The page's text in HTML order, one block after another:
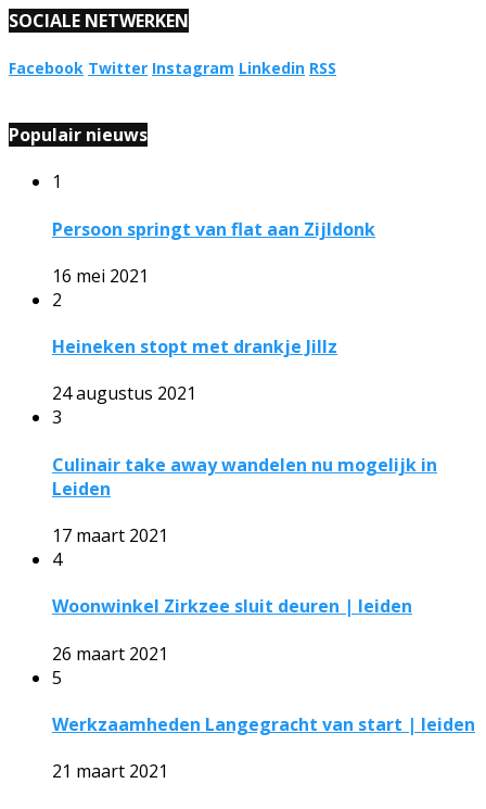
SOCIALE NETWERKEN
Facebook Twitter Instagram Linkedin RSS
Populair nieuws
1
Persoon springt van flat aan Zijldonk
16 mei 2021
2
Heineken stopt met drankje Jillz
24 augustus 2021
3
Culinair take away wandelen nu mogelijk in
Leiden
17 maart 2021
4
Woonwinkel Zirkzee sluit deuren | leiden
26 maart 2021
5
Werkzaamheden Langegracht van start | leiden
21 maart 2021